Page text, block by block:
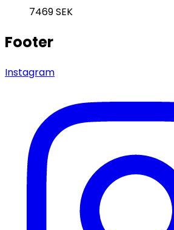
7469SEK
Footer
Instagram